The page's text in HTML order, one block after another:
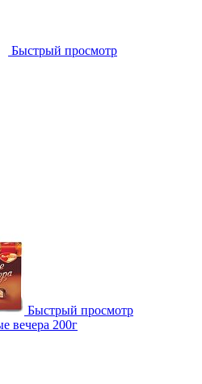
Быстрый просмотр
Быстрый просмотр
вечера 200г